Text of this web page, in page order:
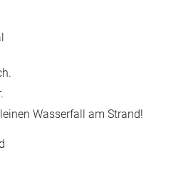
Wasserfall am Strand!